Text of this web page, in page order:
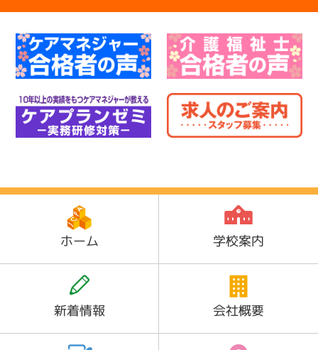
ホーム 学校案内
新着情報 会社概要